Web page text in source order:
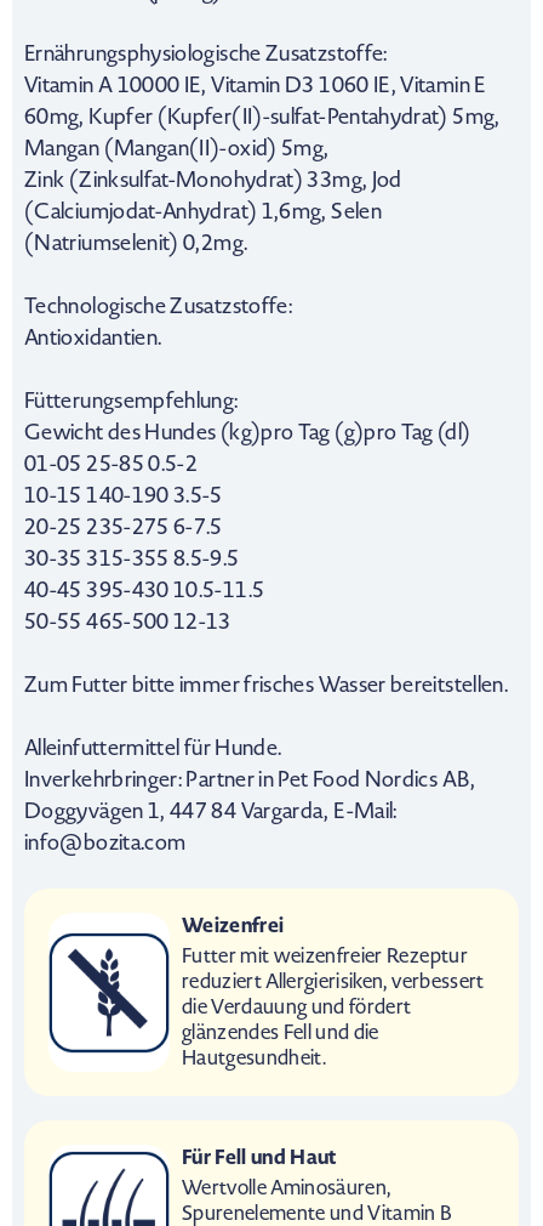
Ernährungsphysiologische Zusatzstoffe:
Vitamin A 10000 IE, Vitamin D3 1060 IE, Vitamin E
60mg, Kupfer (Kupfer(II)-sulfat-Pentahydrat) 5mg,
Mangan (Mangan(II)-oxid) 5mg,
Zink (Zinksulfat-Monohydrat) 33mg, Jod
(Calciumjodat-Anhydrat) 1,6mg, Selen
(Natriumselenit) 0,2mg.
Technologische Zusatzstoffe:
Antioxidantien.
Fütterungsempfehlung:
Gewicht des Hundes (kg)pro Tag (g)pro Tag (dl)
01-05 25-85 0.5-2
10-15 140-190 3.5-5
20-25 235-275 6-7.5
30-35 315-355 8.5-9.5
40-45 395-430 10.5-11.5
50-55 465-500 12-13
Zum Futter bitte immer frisches Wasser bereitstellen.
Alleinfuttermittel für Hunde.
Inverkehrbringer: Partner in Pet Food Nordics AB,
Doggyvägen 1, 447 84 Vargarda, E-Mail:
info@bozita.com
Weizenfrei
Futter mit weizenfreier Rezeptur
reduziert Allergierisiken, verbessert
die Verdauung und fördert
glänzendes Fell und die
Hautgesundheit.
Für Fell und Haut
Wertvolle Aminosäuren,
Spurenelemente und Vitamin B